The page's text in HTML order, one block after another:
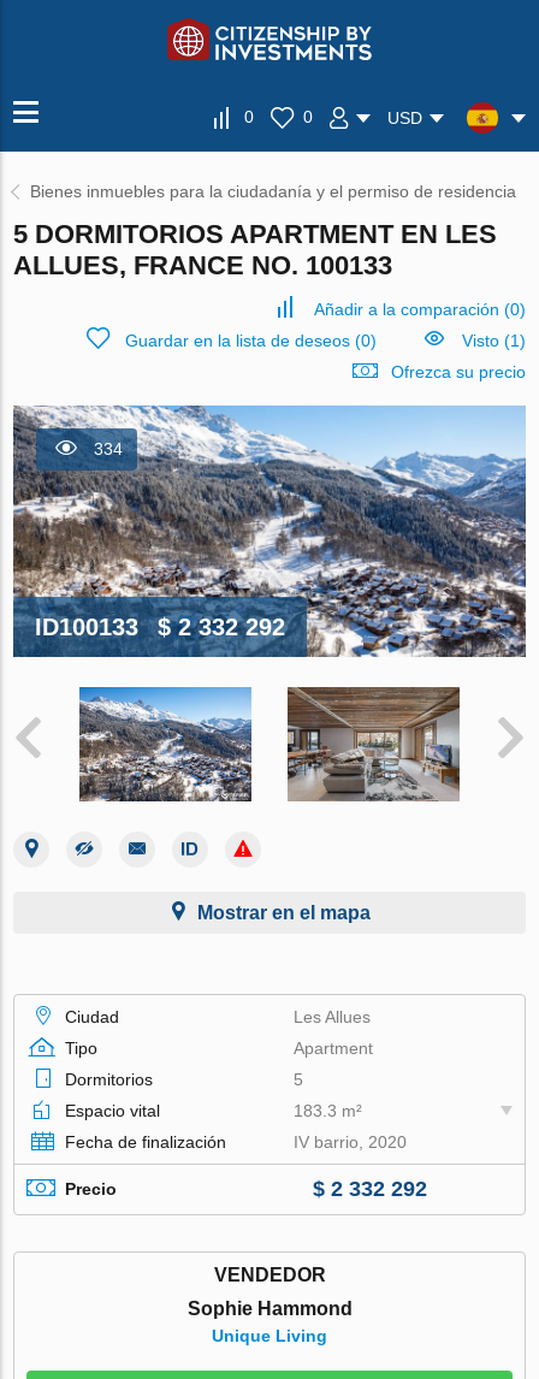
0 0 USD
Bienes inmuebles para la ciudadanía y el permiso de residencia
5 DORMITORIOS APARTMENT EN LES
ALLUES, FRANCE NO. 100133
Añadir a la comparación (0)
Guardar en la lista de deseos(0)
Visto (1)
Ofrezca su precio
334
ID100133 $ 2 332 292
Mostrar en el mapa
Ciudad
Les Allues
Tipo
Apartment
Dormitorios
5
Espacio vital
183.3 m²
Fecha de finalización
IV barrio, 2020
Precio $ 2 332 292
VENDEDOR
Sophie Hammond
Unique Living